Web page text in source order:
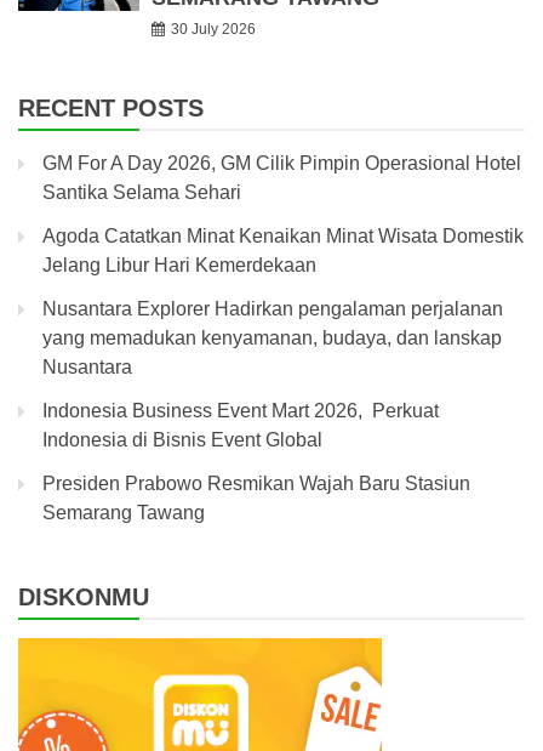
30 July 2026
RECENT POSTS
GM For A Day 2026, GM Cilik Pimpin Operasional Hotel
Santika Selama Sehari
Agoda Catatkan Minat Kenaikan Minat Wisata Domestik
Jelang Libur Hari Kemerdekaan
Nusantara Explorer Hadirkan pengalaman perjalanan
yang memadukan kenyamanan, budaya, dan lanskap
Nusantara
Indonesia Business Event Mart 2026, Perkuat
Indonesia di Bisnis Event Global
Presiden Prabowo Resmikan Wajah Baru Stasiun
Semarang Tawang
DISKONMU